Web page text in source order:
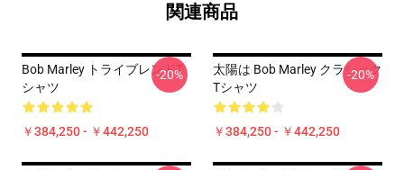
関連商品
Bob Marley トライブレンドT
シャツ
￥384,250 - ￥442,250
-20%
太陽は Bob Marley クラシック
Tシャツ
￥384,250 - ￥442,250
-20%